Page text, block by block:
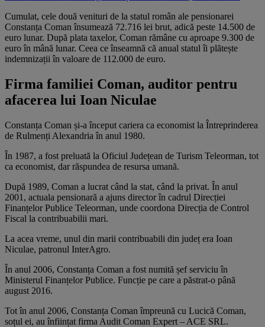
Cumulat, cele două venituri de la statul român ale pensionarei
Constanța Coman însumează 72.716 lei brut, adică peste 14.500 de
euro lunar. După plata taxelor, Coman rămâne cu aproape 9.300 de
euro în mână lunar. Ceea ce înseamnă că anual statul îi plătește
indemnizații în valoare de 112.000 de euro.
Firma familiei Coman, auditor pentru
afacerea lui Ioan Niculae
Constanța Coman și-a început cariera ca economist la Întreprinderea
de Rulmenți Alexandria în anul 1980.
În 1987, a fost preluată la Oficiul Județean de Turism Teleorman, tot
ca economist, dar răspundea de resursa umană.
După 1989, Coman a lucrat când la stat, când la privat. În anul
2001, actuala pensionară a ajuns director în cadrul Direcției
Finanțelor Publice Teleorman, unde coordona Direcția de Control
Fiscal la contribuabilii mari.
La acea vreme, unul din marii contribuabili din județ era Ioan
Niculae, patronul InterAgro.
În anul 2006, Constanța Coman a fost numită șef serviciu în
Ministerul Finanțelor Publice. Funcție pe care a păstrat-o până
august 2016.
Tot în anul 2006, Constanța Coman împreună cu Lucică Coman,
soțul ei, au înființat firma Audit Coman Expert – ACE SRL.